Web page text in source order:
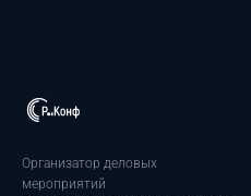
Организатор деловых
мероприятий